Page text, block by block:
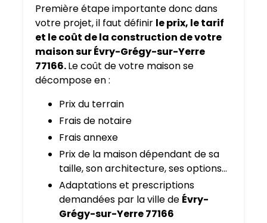
Première étape importante donc dans
votre projet, il faut définir le prix, le tarif
et le coût de la construction de votre
maison sur Évry-Grégy-sur-Yerre
77166.Le coût de votre maison se
décompose en :
Prix du terrain
Frais de notaire
Frais annexe
Prix de la maison dépendant de sa
taille, son architecture, ses options…
Adaptations et prescriptions
demandées par la ville de Évry-
Grégy-sur-Yerre 77166